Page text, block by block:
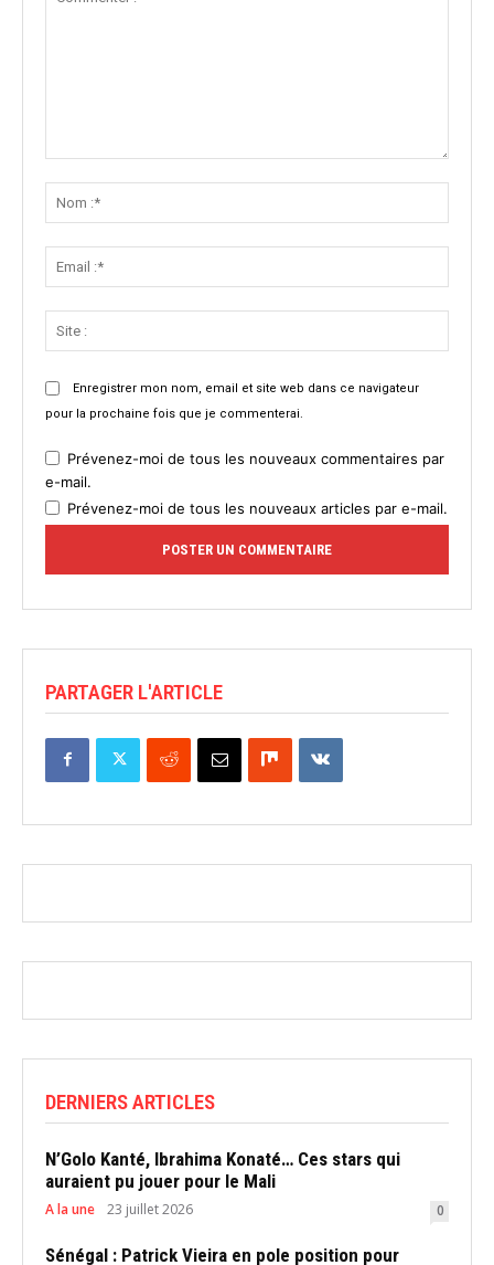
Enregistrer mon nom, email et site web dans ce navigateur
pour la prochaine fois que je commenterai.
Prévenez-moi de tous les nouveaux commentaires par
e-mail.
Prévenez-moi de tous les nouveaux articles par e-mail.
PARTAGER L'ARTICLE
DERNIERS ARTICLES
N’Golo Kanté, Ibrahima Konaté… Ces stars qui
auraient pu jouer pour le Mali
A la une 23 juillet 2026 0
Sénégal : Patrick Vieira en pole position pour